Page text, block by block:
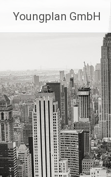
Inhalt
springen
Youngplan GmbH